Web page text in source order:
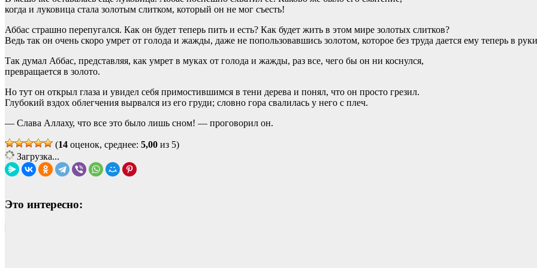
когда и луковица стала золотым слитком, который он не мог съесть!
Аббас страшно перепугался. Как он будет теперь пить и есть? Как будет жить в этом мире золотых слитков?
Ведь так он очень скоро умрет от голода и жажды, даже не попользовавшись золотом, которое без труда дается ему теперь в
Так думал Аббас, представляя, как умрет в муках от голода и жажды, раз все, чего бы он ни коснулся,
превращается в золото.
Но тут он открыл глаза и увидел себя примостившимся в тени дерева и понял, что он просто грезил.
Глубокий вздох облегчения вырвался из его груди; словно гора свалилась у него с плеч.
— Слава Аллаху, что все это было лишь сном! — проговорил он.
(14 оценок, среднее: 5,00 из 5)
Загрузка...
Это интересно: